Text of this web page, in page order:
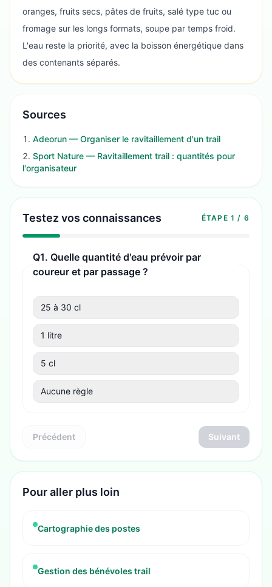
oranges, fruits secs, pâtes de fruits, salé type tuc ou
fromage sur les longs formats, soupe par temps froid.
L'eau reste la priorité, avec la boisson énergétique dans
des contenants séparés.
Sources
Adeorun — Organiser le ravitaillement d'un trail
Sport Nature — Ravitaillement trail : quantités pour
l'organisateur
Testez vos connaissances ÉTAPE 1 / 6
Q1. Quelle quantité d'eau prévoir par
coureur et par passage ?
25 à 30 cl
1 litre
5 cl
Aucune règle
Précédent Suivant
Pour aller plus loin
Cartographie des postes
Gestion des bénévoles trail